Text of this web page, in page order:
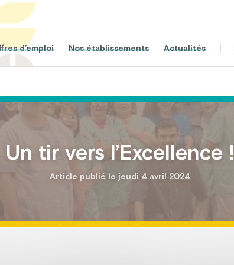
d’emploi Nos établissements Actualités
Un tir vers l’Excellence !
Article publié le jeudi 4 avril 2024